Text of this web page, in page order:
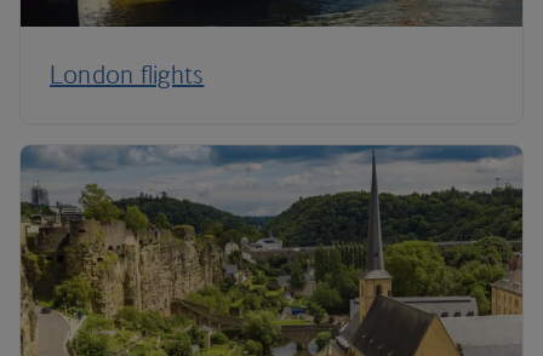
London flights